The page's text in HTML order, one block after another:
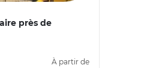
près de
À partir de